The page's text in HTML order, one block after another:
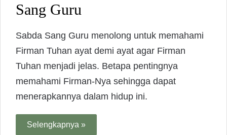
Sang Guru
Sabda Sang Guru menolong untuk memahami
Firman Tuhan ayat demi ayat agar Firman
Tuhan menjadi jelas. Betapa pentingnya
memahami Firman-Nya sehingga dapat
menerapkannya dalam hidup ini.
Selengkapnya »